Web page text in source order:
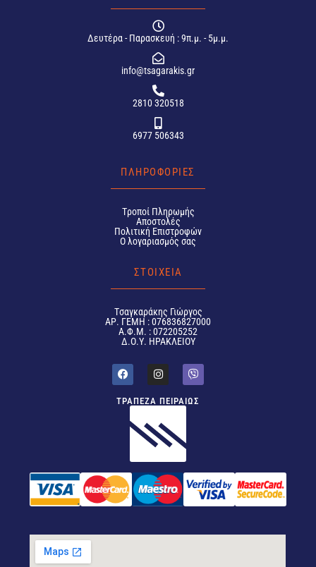
Δευτέρα - Παρασκευή : 9π.μ. - 5μ.μ.
info@tsagarakis.gr
2810 320518
6977 506343
ΠΛΗΡΟΦΟΡΙΕΣ
Tροποί Πληρωμής
Αποστολές
Πολιτική Επιστροφών
Ο λογαριασμός σας
ΣΤΟΙΧΕΙΑ
Tσαγκαράκης Γιώργος
ΑΡ. ΓΕΜΗ : 076836827000
Α.Φ.Μ. : 072205252
Δ.Ο.Υ. ΗΡΑΚΛΕΙΟΥ
ΤΡΑΠΕΖΑ ΠΕΙΡΑΙΩΣ